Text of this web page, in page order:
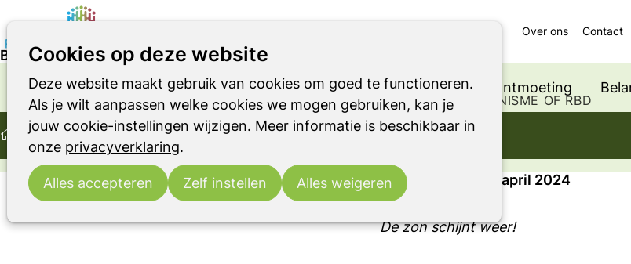
Cookies op deze website
Deze website maakt gebruik van cookies om goed te functioneren.
Als je wilt aanpassen welke cookies we mogen gebruiken, kan je
jouw cookie-instellingen wijzigen. Meer informatie is beschikbaar in
onze privacyverklaring.
Alles accepteren Zelf instellen Alles weigeren
Home
Parkinson Parkinsonismen RBD Ondersteuning Ontmoeting
Over ons Contact
Ontmoeting Ervaringsverhalen Blog: Dagboek van Parki – april 2024
Blog: Dagboek van Parki – april 2024
OVER LEVEN MET DE ZIEKTE VAN PARKINSON OF EEN ANDER PARKINSONISME OF RBD
Ervaringsverhaal
Blog: Dagboek van Parki – april 2024
De zon schijnt weer!